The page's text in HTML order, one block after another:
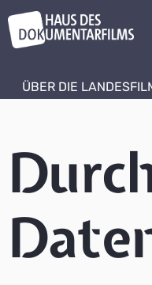
ÜBER DIE